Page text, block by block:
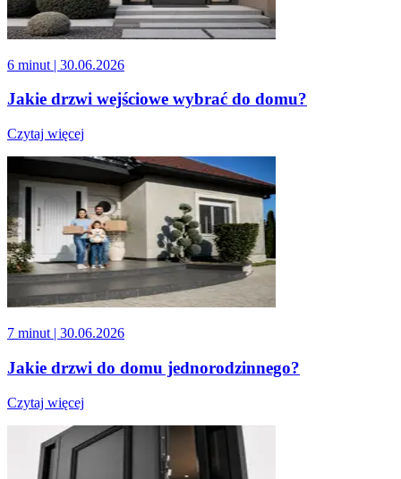
6 minut | 30.06.2026
Jakie drzwi wejściowe wybrać do domu?
Czytaj więcej
7 minut | 30.06.2026
Jakie drzwi do domu jednorodzinnego?
Czytaj więcej